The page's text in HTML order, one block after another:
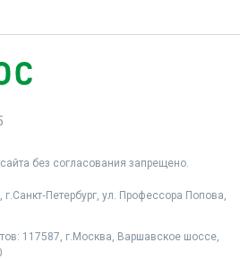
без согласования запрещено.
ул. Профессора Попова,
117587, г.Москва, Варшавское шоссе,